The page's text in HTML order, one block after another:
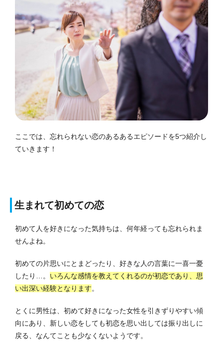
ここでは、忘れられない恋のあるあるエピソードを5つ紹介し
ていきます！
生まれて初めての恋
初めて人を好きになった気持ちは、何年経っても忘れられま
せんよね。
初めての片思いにとまどったり、好きな人の言葉に一喜一憂
したり…。 いろんな感情を教えてくれるのが初恋であり、思
い出深い経験となります。
とくに男性は、初めて好きになった女性を引きずりやすい傾
向にあり、新しい恋をしても初恋を思い出しては振り出しに
戻る、なんてことも少なくないようです。